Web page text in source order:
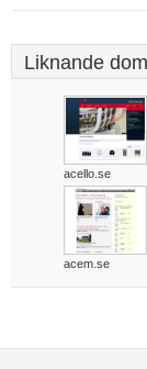
Liknande
acello.se
acem.se